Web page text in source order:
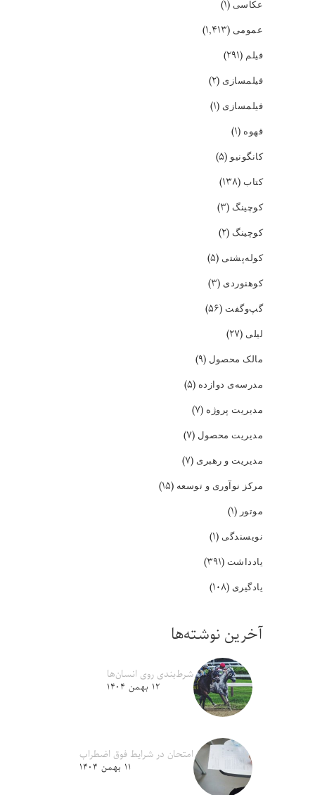
عکاسی (۱)
عمومی (۱,۴۱۳)
فیلم (۲۹۱)
فیلمسازی (۲)
فیلمسازی (۱)
قهوه (۱)
کانگونیو(۵)
کتاب (۱۳۸)
کوچینگ (۳)
کوچینگ (۲)
کوله‌پشتی (۵)
کوهنوردی (۳)
گپ‌و‌گفت (۵۶)
لیلی (۲۷)
مالک محصول (۹)
مدرسه‌ی دوازده (۵)
مدیریت پروژه (۷)
مدیریت محصول (۷)
مدیریت و رهبری (۷)
مرکز نوآوری و توسعه (۱۵)
موتور (۱)
نویسندگی (۱)
یادداشت (۳۹۱)
یادگیری (۱۰۸)
آخرین نوشته‌ها
شرط‌بندی روی انسان‌ها
۱۲ بهمن ۱۴۰۴
امتحان در شرایط فوق اضطراب
۱۱ بهمن ۱۴۰۴